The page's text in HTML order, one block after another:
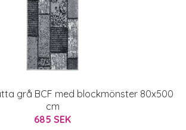
grå BCF med blockmönster 80x500
cm
685 SEK